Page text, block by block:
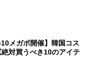
メガポ開催】韓国コス
対買うべき10のアイテ